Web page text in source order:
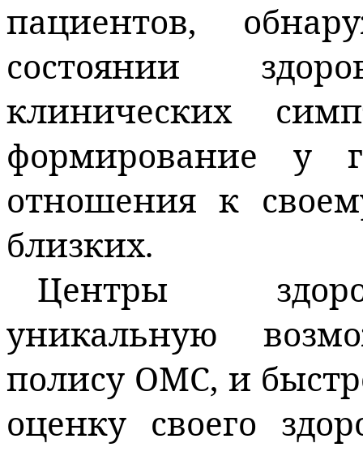
пациентов,
состоянии
клинических
формирование у
отношения к
близких.
Центры
уникальную
полису ОМС, и
оценку своего